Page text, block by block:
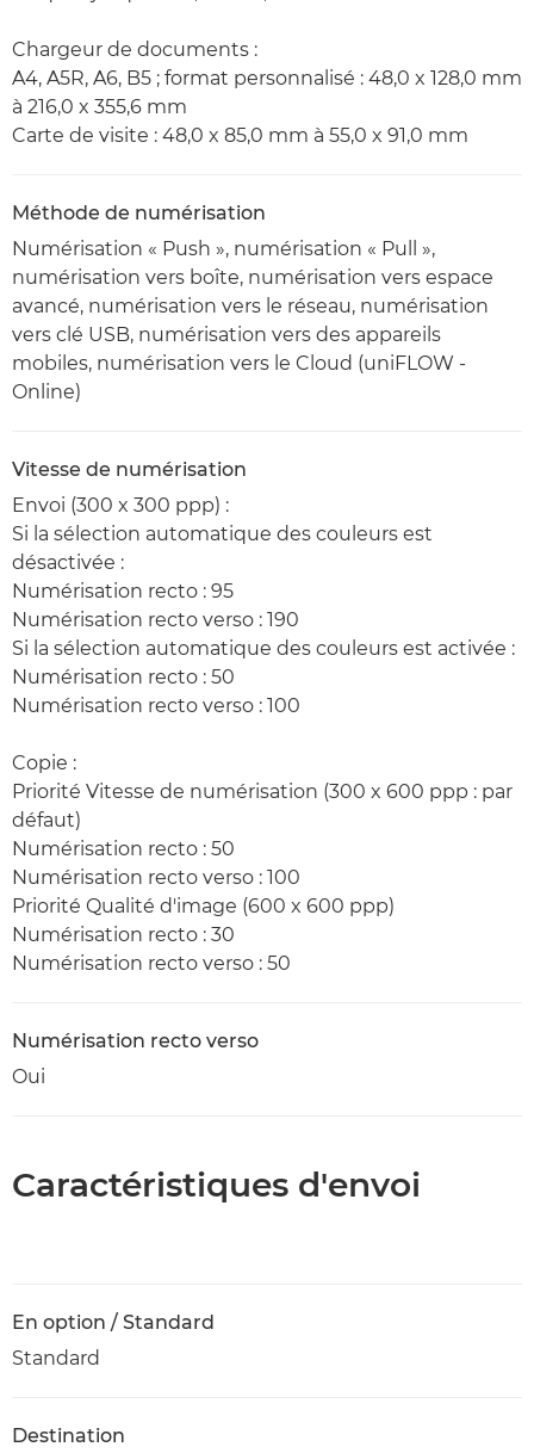
Chargeur de documents :
A4, A5R, A6, B5 ; format personnalisé : 48,0 x 128,0 mm
à 216,0 x 355,6 mm
Carte de visite : 48,0 x 85,0 mm à 55,0 x 91,0 mm
Méthode de numérisation
Numérisation « Push », numérisation « Pull »,
numérisation vers boîte, numérisation vers espace
avancé, numérisation vers le réseau, numérisation
vers clé USB, numérisation vers des appareils
mobiles, numérisation vers le Cloud (uniFLOW -
Online)
Vitesse de numérisation
Envoi (300 x 300 ppp) :
Si la sélection automatique des couleurs est
désactivée :
Numérisation recto : 95
Numérisation recto verso : 190
Si la sélection automatique des couleurs est activée :
Numérisation recto : 50
Numérisation recto verso : 100
Copie :
Priorité Vitesse de numérisation (300 x 600 ppp : par
défaut)
Numérisation recto : 50
Numérisation recto verso : 100
Priorité Qualité d'image (600 x 600 ppp)
Numérisation recto : 30
Numérisation recto verso : 50
Numérisation recto verso
Oui
Caractéristiques d'envoi
En option / Standard
Standard
Destination